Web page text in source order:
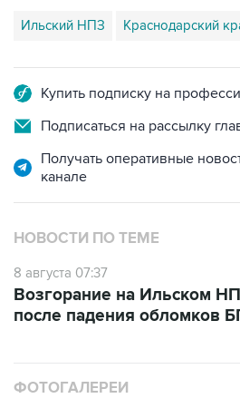
Ильский НПЗ Краснодарский
Купить подписку на
Подписаться на рассылку
Получать оперативные
канале
НОВОСТИ ПО ТЕМЕ
8 августа 07:37
Возгорание на Ильском
после падения обломков
ФОТОГАЛЕРЕИ